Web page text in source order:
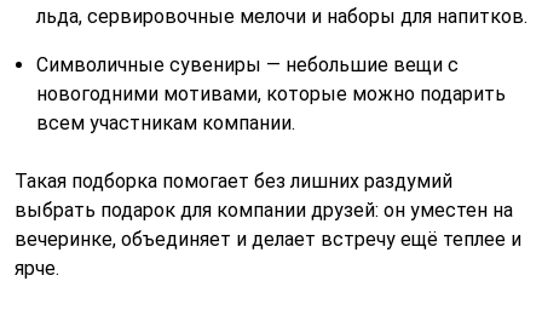
льда, сервировочные мелочи и наборы для напитков.
Символичные сувениры — небольшие вещи с
новогодними мотивами, которые можно подарить
всем участникам компании.
Такая подборка помогает без лишних раздумий
выбрать подарок для компании друзей: он уместен на
вечеринке, объединяет и делает встречу ещё теплее и
ярче.